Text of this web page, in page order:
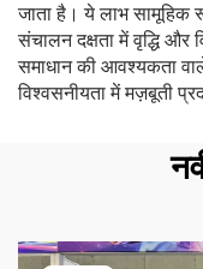
जाता है। ये लाभ सामूहिक
संचालन दक्षता में वृद्धि और
समाधान की आवश्यकता
विश्वसनीयता में मज़बूती